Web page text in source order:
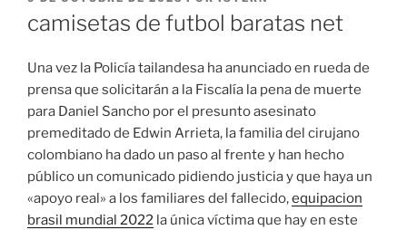
camisetas de futbol baratas net
Una vez la Policía tailandesa ha anunciado en rueda de
prensa que solicitarán a la Fiscalía la pena de muerte
para Daniel Sancho por el presunto asesinato
premeditado de Edwin Arrieta, la familia del cirujano
colombiano ha dado un paso al frente y han hecho
público un comunicado pidiendo justicia y que haya un
«apoyo real» a los familiares del fallecido,equipacion
brasil mundial 2022 la única víctima que hay en este